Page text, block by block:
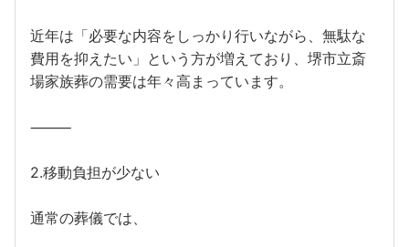
近年は「必要な内容をしっかり行いながら、無駄な
費用を抑えたい」という方が増えており、堺市立斎
場家族葬の需要は年々高まっています。
⸻
2.移動負担が少ない
通常の葬儀では、